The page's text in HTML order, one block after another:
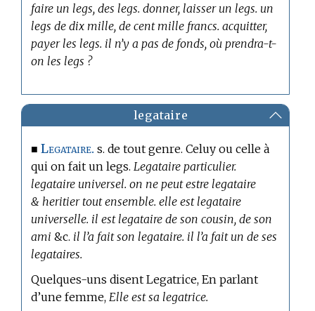
faire un legs, des legs. donner, laisser un legs. un
legs de dix mille, de cent mille francs. acquitter,
payer les legs. il n’y a pas de fonds, où prendra-t-
on les legs ?
legataire
■Legataire. s. de tout genre. Celuy ou celle à
qui on fait un legs. Legataire particulier.
legataire universel. on ne peut estre legataire
& heritier tout ensemble. elle est legataire
universelle. il est legataire de son cousin, de son
ami &c. il l’a fait son legataire. il l’a fait un de ses
legataires.
Quelques-uns disent Legatrice, En parlant
d’une femme, Elle est sa legatrice.